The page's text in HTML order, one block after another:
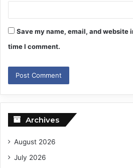
Save my name, email, and website
time I comment.
Archives
August 2026
July 2026